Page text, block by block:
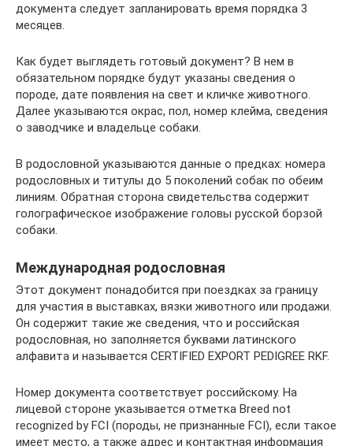
документа следует запланировать время порядка 3
месяцев.
Как будет выглядеть готовый документ? В нем в
обязательном порядке будут указаны сведения о
породе, дате появления на свет и кличке животного.
Далее указываются окрас, пол, номер клейма, сведения
о заводчике и владельце собаки.
В родословной указываются данные о предках: номера
родословных и титулы до 5 поколений собак по обеим
линиям. Обратная сторона свидетельства содержит
голографическое изображение головы русской борзой
собаки.
Международная родословная
Этот документ понадобится при поездках за границу
для участия в выставках, вязки животного или продажи.
Он содержит такие же сведения, что и российская
родословная, но заполняется буквами латинского
алфавита и называется CERTIFIED EXPORT PEDIGREE RKF.
Номер документа соответствует российскому. На
лицевой стороне указывается отметка Breed not
recognized by FCI (породы, не признанные FCI), если такое
имеет место, а также адрес и контактная информация